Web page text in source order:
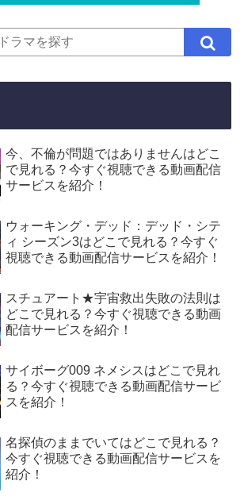
今、不倫が問題ではありませんはどこ
で見れる？今すぐ視聴できる動画配信
サービスを紹介！
ウォーキング・デッド：デッド・シテ
ィ シーズン3はどこで見れる？今すぐ
視聴できる動画配信サービスを紹介！
スチュアート★宇宙救出失敗の法則は
どこで見れる？今すぐ視聴できる動画
配信サービスを紹介！
サイボーグ009 ネメシスはどこで見れ
る？今すぐ視聴できる動画配信サービ
スを紹介！
名探偵のままでいてはどこで見れる？
今すぐ視聴できる動画配信サービスを
紹介！